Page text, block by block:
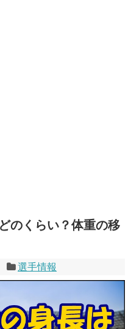
のくらい？体重の移
選手情報